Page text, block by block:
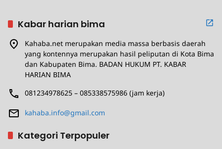
Kabar harian bima
Kahaba.net merupakan media massa berbasis daerah
yang kontennya merupakan hasil peliputan di Kota Bima
dan Kabupaten Bima. BADAN HUKUM PT. KABAR
HARIAN BIMA
081234978625 – 085338575986 (jam kerja)
kahaba.info@gmail.com
Kategori Terpopuler